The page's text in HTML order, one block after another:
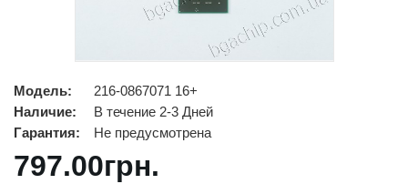
Модель:
216-0867071 16+
Наличие:
В течение 2-3 Дней
Гарантия:
Не предусмотрена
797.00грн.